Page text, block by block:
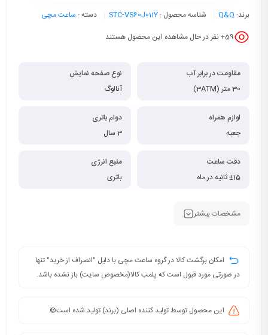
برند: Q&Q شناسه محصول : STC-VS60J011Y دسته : ساعت مچی
59+ نفر در حال مشاهده این محصول هستند
مقاومت در برابر آب
30 متر (3ATM)
نوع صفحه نمایش
آنالوگ
لوازم همراه
جعبه
دوام باتری
3 سال
دقت ساعت
±15 ثانیه در ماه
منبع انرژی
باتری
مشخصات بیشتر
امکان برگشت کالا در گروه ساعت مچی با دلیل "انصراف از خرید" تنها
در صورتی مورد قبول است که پلمب کالا(مخصوص سایت) باز نشده باشد.
این محصول توسط تولید کننده اصلی (برند) تولید شده است©️